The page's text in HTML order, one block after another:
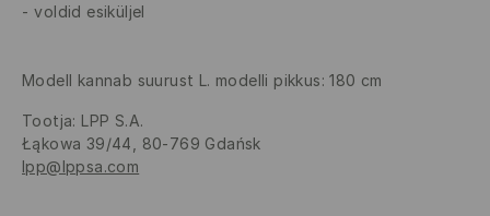
voldid esiküljel
Modell kannab suurust L. modelli pikkus: 180 cm
Tootja: LPP S.A.
Łąkowa 39/44, 80-769 Gdańsk
lpp@lppsa.com